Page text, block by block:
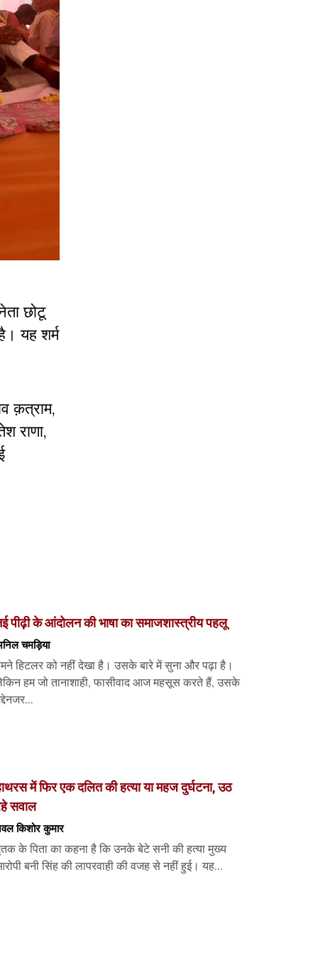
छोटू
यह शर्म
क़त्राम,
राणा,
पीढ़ी के आंदोलन की भाषा का समाजशास्त्रीय पहलू
चमड़िया
हिटलर को नहीं देखा है। उसके बारे में सुना और पढ़ा है।
हम जो तानाशाही, फासीवाद आज महसूस करते हैं, उसके
में फिर एक दलित की हत्या या महज दुर्घटना, उठ
सवाल
किशोर कुमार
के पिता का कहना है कि उनके बेटे सनी की हत्या मुख्य
बनी सिंह की लापरवाही की वजह से नहीं हुई। यह...